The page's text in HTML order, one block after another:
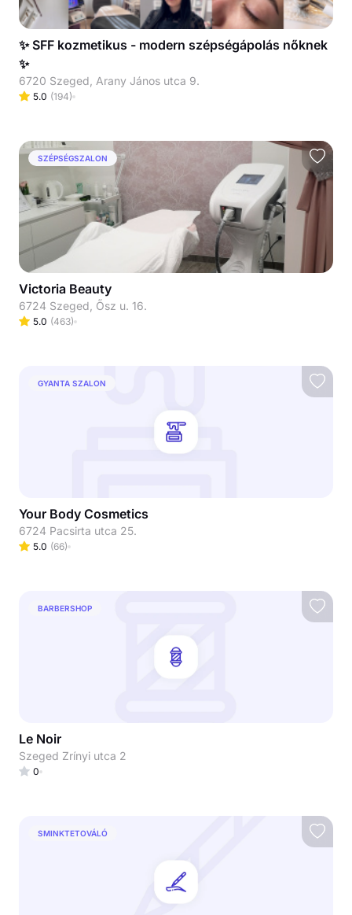
✨ SFF kozmetikus - modern szépségápolás nőknek
✨
6720 Szeged, Arany János utca 9.
5.0 (194)
SZÉPSÉGSZALON
Victoria Beauty
6724 Szeged, Ősz u. 16.
5.0 (463)
GYANTA SZALON
Your Body Cosmetics
6724 Pacsirta utca 25.
5.0 (66)
BARBERSHOP
Le Noir
Szeged Zrínyi utca 2
0
SMINKTETOVÁLÓ